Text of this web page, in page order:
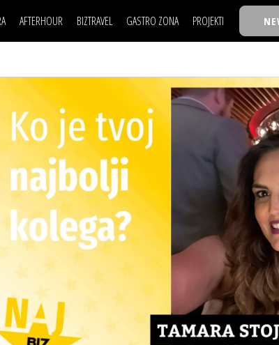
(HR)
UGAO
HOW
AFTERHOUR
KNJIGE
AUTO SVET
STIL
WELLBEING
BIZTRAVEL GASTRO ZONA PROJEKTI
TASTY TALKS
30 ISPOD 30
BACK TO
BIZBENDOVI
BIZKOLEGIJUM
BMW BIZNIS
BIZLIFE WEEK
IZJAVA GODINE
UGAO
HOW
FILM I SCENA
AUTO SVET
STIL
WELLBEING
NAJKOLEGA
30 ISPOD 30
BACK TO
BIZBENDOVI
BIZKOLEGIJUM
BMW BIZNIS LIGA
BIZLIFE WEEK
IZJAVA GODINE